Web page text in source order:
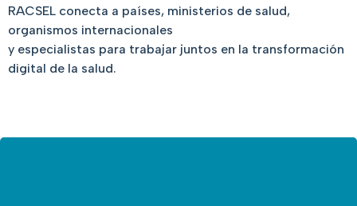
RACSEL conecta a países, ministerios de salud,
organismos internacionales
y especialistas para trabajar juntos en la transformación
digital de la salud.